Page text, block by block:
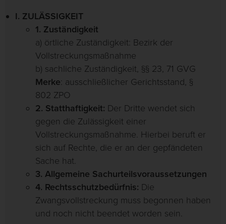
I. ZULÄSSIGKEIT
1. Zuständigkeit
a) örtliche Zuständigkeit: Bezirk der
Vollstreckungsmaßnahme
b) sachliche Zuständigkeit, §§ 23, 71 GVG
Merke: ausschließlicher Gerichtsstand, §
802 ZPO
2. Statthaftigkeit: Der Dritte wendet sich
gegen die Zulässigkeit einer
Vollstreckungsmaßnahme. Hierbei beruft er
sich auf Rechte, die er an der gepfändeten
Sache hat.
3. Allgemeine Sachurteilsvoraussetzungen
4. Rechtsschutzbedürfnis: Die
Zwangsvollstreckung muss begonnen haben
und noch nicht beendet worden sein.